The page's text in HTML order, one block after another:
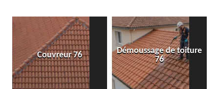
Couvreur 76
Démoussage de toiture
76